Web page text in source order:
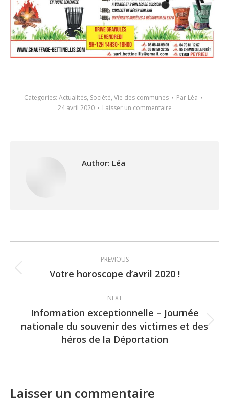
Categories: Actualités, Société, Vie des communes Par Léa
24 avril 2020
Laisser un commentaire
Author: Léa
navigation
PREVIOUS
Previous
Votre horoscope d’avril 2020 !
NEXT
Next
post:
Information exceptionnelle – Journée
nationale du souvenir des victimes et des
héros de la Déportation
Laisser un commentaire